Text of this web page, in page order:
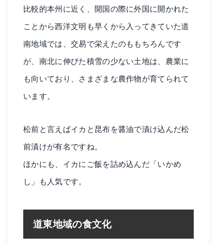
比較的本州に近く、開国の際に外国に開かれた
ことから西洋文明も早くから入ってきていた道
南地域では、交易で栄えたのももちろんです
が、南北に伸びた積雪の少ない土地は、農業に
も向いており、さまざまな農作物が育てられて
います。
松前と言えばイカと昆布を醤油で漬け込んだ松
前漬けが有名ですね。
ほかにも、イカにご飯を詰め込んだ「いかめ
し」も人気です。
道東地域の食文化